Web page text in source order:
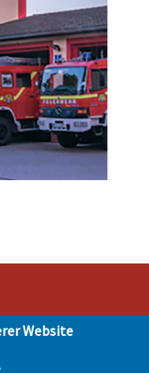
Hohen Neuendorf •
Website